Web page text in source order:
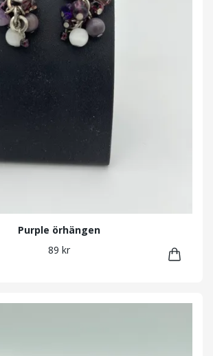
Purple örhängen
89 kr